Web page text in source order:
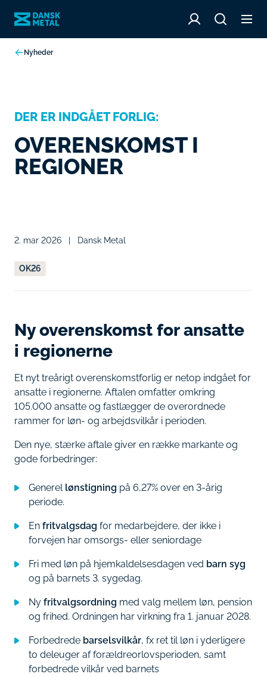
Nyheder
DER ER INDGÅET FORLIG:
OVERENSKOMST I
REGIONER
2. mar 2026 Dansk Metal
OK26
Ny overenskomst for ansatte
i regionerne
Et nyt treårigt overenskomstforlig er netop indgået for
ansatte i regionerne. Aftalen omfatter omkring
105.000 ansatte og fastlægger de overordnede
rammer for løn- og arbejdsvilkår i perioden.
Den nye, stærke aftale giver en række markante og
gode forbedringer:
Generel lønstigning på 6,27% over en 3-årig
periode.
En fritvalgsdag for medarbejdere, der ikke i
forvejen har omsorgs- eller seniordage
Fri med løn på hjemkaldelsesdagen ved barn syg
og på barnets 3. sygedag.
Ny fritvalgsordning med valg mellem løn, pension
og frihed. Ordningen har virkning fra 1. januar 2028.
Forbedrede barselsvilkår, fx ret til løn i yderligere
to deleuger af forældreorlovsperioden, samt
forbedrede vilkår ved barnets